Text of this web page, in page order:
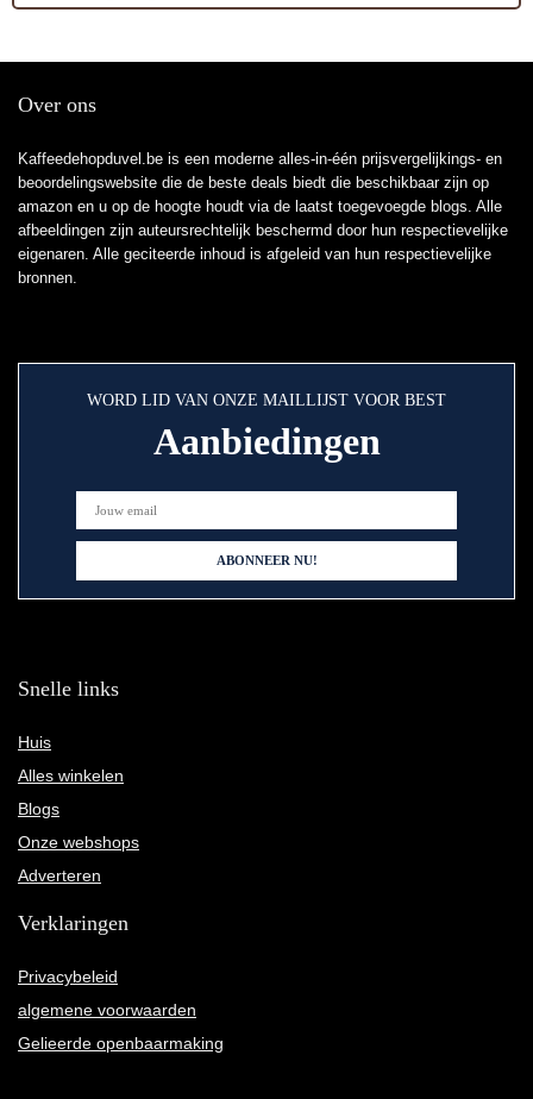
Over ons
Kaffeedehopduvel.be is een moderne alles-in-één prijsvergelijkings- en
beoordelingswebsite die de beste deals biedt die beschikbaar zijn op
amazon en u op de hoogte houdt via de laatst toegevoegde blogs. Alle
afbeeldingen zijn auteursrechtelijk beschermd door hun respectievelijke
eigenaren. Alle geciteerde inhoud is afgeleid van hun respectievelijke
bronnen.
WORD LID VAN ONZE MAILLIJST VOOR BEST
Aanbiedingen
Snelle links
Huis
Alles winkelen
Blogs
Onze webshops
Adverteren
Verklaringen
Privacybeleid
algemene voorwaarden
Gelieerde openbaarmaking